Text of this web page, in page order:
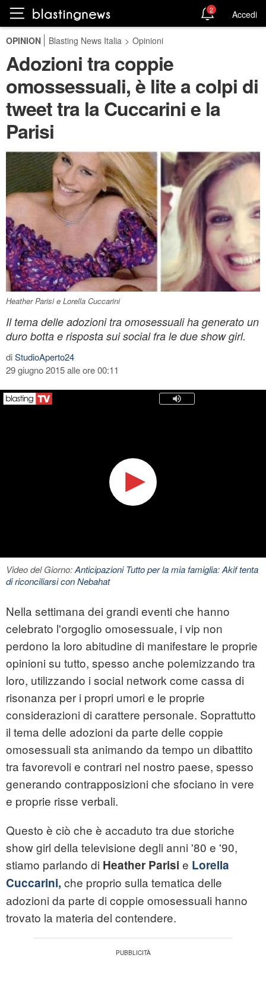
2 Accedi
OPINION Blasting News Italia > Opinioni
Adozioni tra coppie
omossessuali, è lite a colpi di
tweet tra la Cuccarini e la
Parisi
Heather Parisi e Lorella Cuccarini
Il tema delle adozioni tra omosessuali ha generato un
duro botta e risposta sui social fra le due show girl.
diStudioAperto24
29 giugno 2015 alle ore 00:11
Video del Giorno:Anticipazioni Tutto per la mia famiglia: Akif tenta
di riconciliarsi con Nebahat
Nella settimana dei grandi eventi che hanno
celebrato l'orgoglio omosessuale, i vip non
perdono la loro abitudine di manifestare le proprie
opinioni su tutto, spesso anche polemizzando tra
loro, utilizzando i social network come cassa di
risonanza per i propri umori e le proprie
considerazioni di carattere personale. Soprattutto
il tema delle adozioni da parte delle coppie
omosessuali sta animando da tempo un dibattito
tra favorevoli e contrari nel nostro paese, spesso
generando contrapposizioni che sfociano in vere
e proprie risse verbali.
Questo è ciò che è accaduto tra due storiche
show girl della televisione degli anni '80 e '90,
stiamo parlando di Heather Parisi e Lorella
Cuccarini, che proprio sulla tematica delle
adozioni da parte di coppie omosessuali hanno
trovato la materia del contendere.